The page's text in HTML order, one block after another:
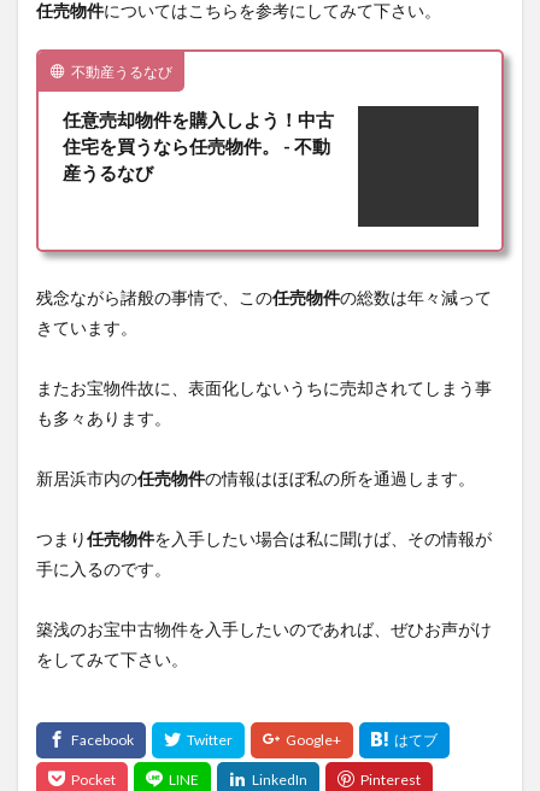
任売物件についてはこちらを参考にしてみて下さい。
不動産うるなび
任意売却物件を購入しよう！中古
住宅を買うなら任売物件。 - 不動
産うるなび
残念ながら諸般の事情で、この任売物件の総数は年々減って
きています。
またお宝物件故に、表面化しないうちに売却されてしまう事
も多々あります。
新居浜市内の任売物件の情報はほぼ私の所を通過します。
つまり任売物件を入手したい場合は私に聞けば、その情報が
手に入るのです。
築浅のお宝中古物件を入手したいのであれば、ぜひお声がけ
をしてみて下さい。